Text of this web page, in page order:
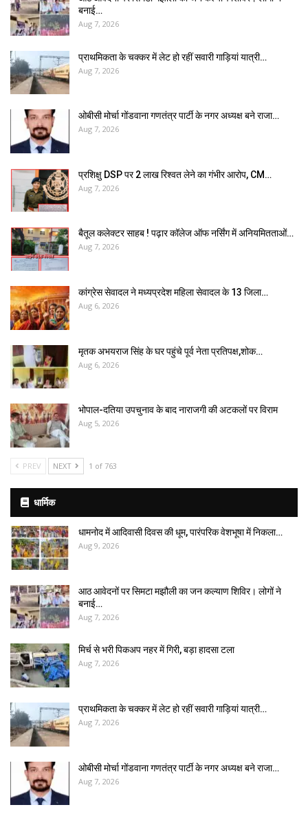
बनाई…
Aug 7, 2026
प्राथमिकता के चक्कर में लेट हो रहीं सवारी गाड़ियां यात्री…
Aug 7, 2026
ओबीसी मोर्चा गोंडवाना गणतंत्र पार्टी के नगर अध्यक्ष बने राजा…
Aug 7, 2026
प्रशिक्षु DSP पर ₹2 लाख रिश्वत लेने का गंभीर आरोप, CM…
Aug 7, 2026
बैतूल कलेक्टर साहब ! पढ़ार कॉलेज ऑफ नर्सिंग में अनियमितताओं…
Aug 7, 2026
कांग्रेस सेवादल ने मध्यप्रदेश महिला सेवादल के 13 जिला…
Aug 6, 2026
मृतक अभयराज सिंह के घर पहुंचे पूर्व नेता प्रतिपक्ष,शोक…
Aug 6, 2026
भोपाल-दतिया उपचुनाव के बाद नाराजगी की अटकलों पर विराम
Aug 5, 2026
PREV NEXT 1 of 763
धार्मिक
धामनोद में आदिवासी दिवस की धूम, पारंपरिक वेशभूषा में निकला…
Aug 9, 2026
आठ आवेदनों पर सिमटा मझौली का जन कल्याण शिविर। लोगों ने
बनाई…
Aug 7, 2026
मिर्च से भरी पिकअप नहर में गिरी, बड़ा हादसा टला
Aug 7, 2026
प्राथमिकता के चक्कर में लेट हो रहीं सवारी गाड़ियां यात्री…
Aug 7, 2026
ओबीसी मोर्चा गोंडवाना गणतंत्र पार्टी के नगर अध्यक्ष बने राजा…
Aug 7, 2026